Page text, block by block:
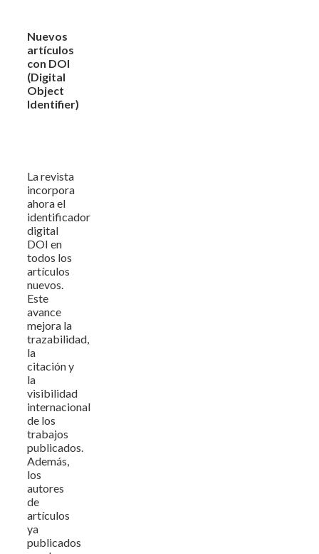
Nuevos
artículos
con DOI
(Digital
Object
Identifier)
La revista
incorpora
ahora el
identificador
digital
DOI en
todos los
artículos
nuevos.
Este
avance
mejora la
trazabilidad,
la
citación y
la
visibilidad
internacional
de los
trabajos
publicados.
Además,
los
autores
de
artículos
ya
publicados